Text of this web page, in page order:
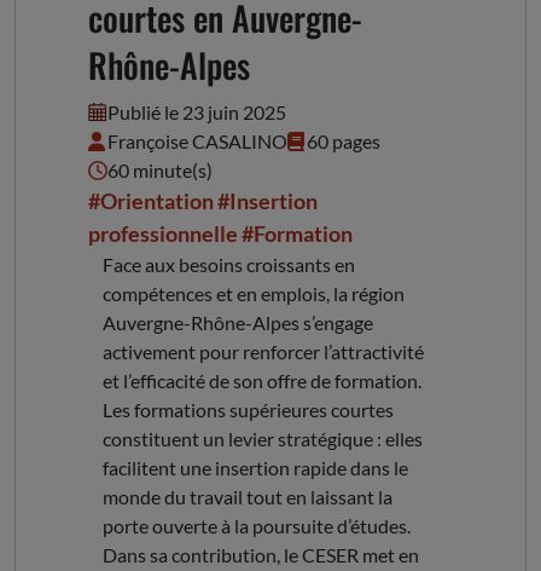
courtes en Auvergne-
Rhône-Alpes
Publié le 23 juin 2025
Françoise CASALINO
60 pages
60 minute(s)
#Orientation#Insertion
professionnelle#Formation
Face aux besoins croissants en
compétences et en emplois, la région
Auvergne-Rhône-Alpes s’engage
activement pour renforcer l’attractivité
et l’efficacité de son offre de formation.
Les formations supérieures courtes
constituent un levier stratégique : elles
facilitent une insertion rapide dans le
monde du travail tout en laissant la
porte ouverte à la poursuite d’études.
Dans sa contribution, le CESER met en